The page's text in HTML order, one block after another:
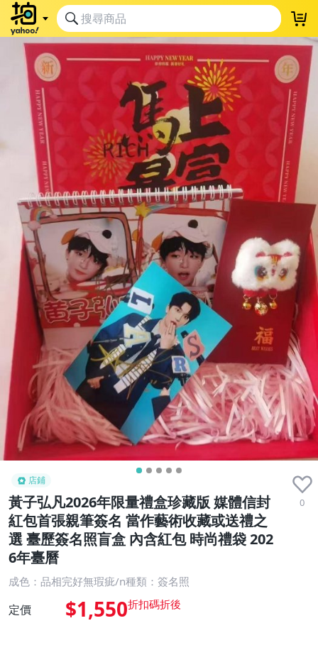
店鋪
黃子弘凡2026年限量禮盒珍藏版 媒體信封
紅包首張親筆簽名 當作藝術收藏或送禮之
選 臺歷簽名照盲盒 內含紅包 時尚禮袋 202
6年臺曆
0
成色：品相完好無瑕疵/n種類：簽名照
定價 $1,550